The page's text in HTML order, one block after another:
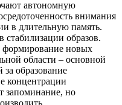
автономную
внимания
в длительную память.
стабилизации образов.
формирование новых
области – основной
за образование
концентрации
запоминание, но